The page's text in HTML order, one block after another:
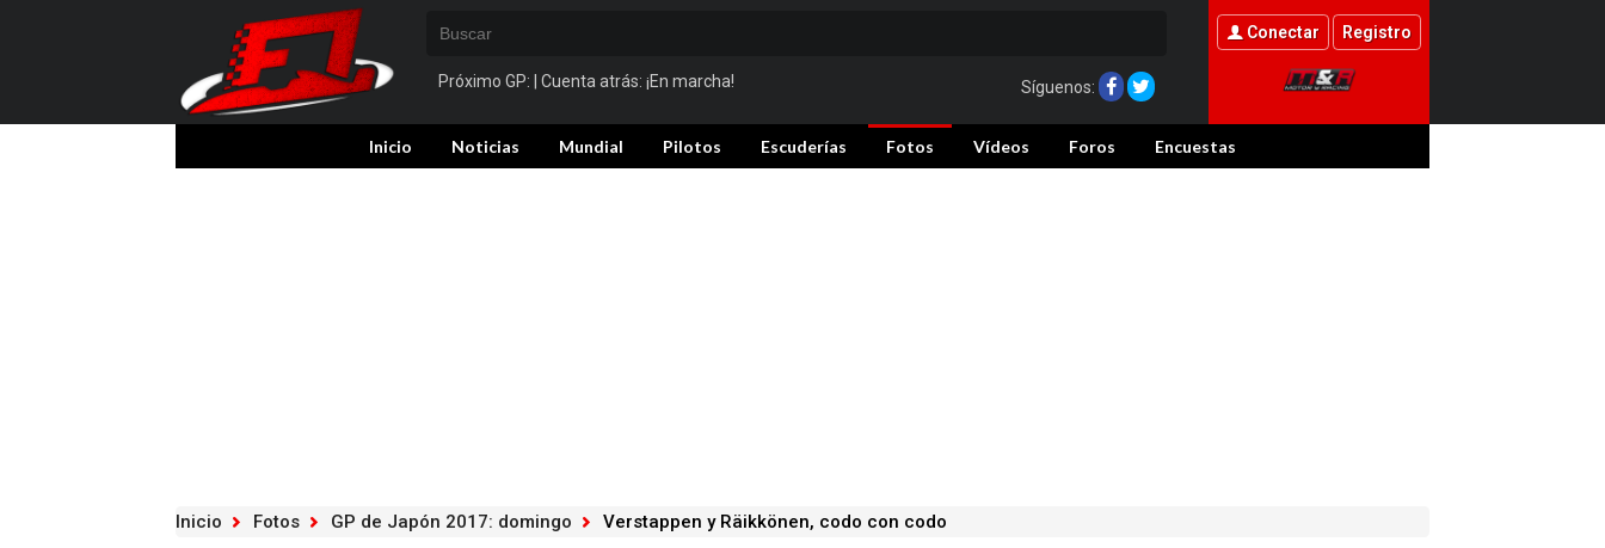
Próximo GP: | Cuenta atrás: ¡En marcha! Síguenos:
Conectar Registro
Inicio Noticias Mundial Pilotos Escuderías Fotos Vídeos Foros Encuestas
Inicio Fotos GP de Japón 2017: domingo Verstappen y Räikkönen, codo con codo